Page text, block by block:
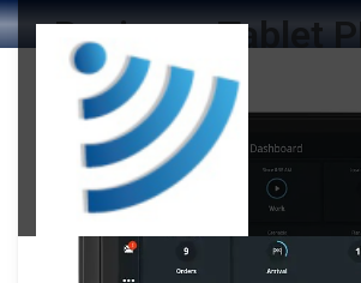
Business Tablet